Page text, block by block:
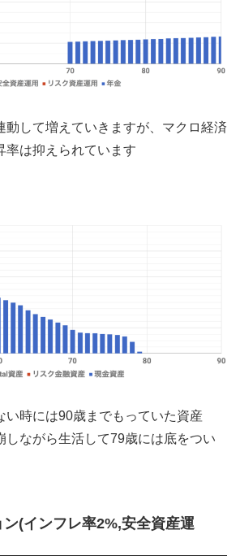
動して増えていきますが、マクロ経済
率は抑えられています
い時には90歳までもっていた資産
しながら生活して79歳には底をつい
(インフレ率2%,安全資産運